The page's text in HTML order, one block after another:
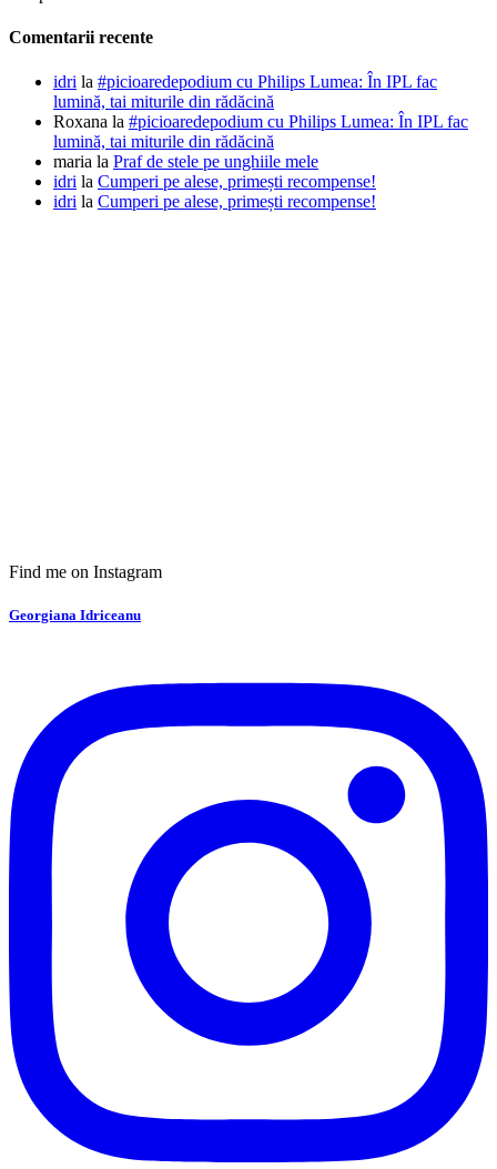
Comentarii recente
idri la #picioaredepodium cu Philips Lumea: În IPL fac
lumină, tai miturile din rădăcină
Roxana la #picioaredepodium cu Philips Lumea: În IPL fac
lumină, tai miturile din rădăcină
maria la Praf de stele pe unghiile mele
idri la Cumperi pe alese, primești recompense!
idri la Cumperi pe alese, primești recompense!
Find me on Instagram
Georgiana Idriceanu